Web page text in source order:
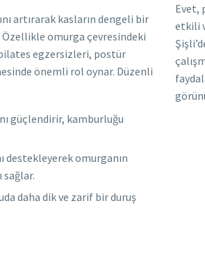
artırarak kasların dengeli bir
Özellikle omurga çevresindeki
egzersizleri, postür
önemli rol oynar. Düzenli
güçlendirir, kamburluğu
destekleyerek omurganın
sağlar.
daha dik ve zarif bir duruş
Evet,
etkili